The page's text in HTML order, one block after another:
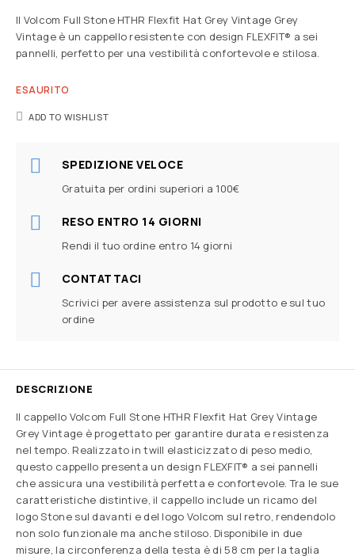
Il Volcom Full Stone HTHR Flexfit Hat Grey Vintage Grey
Vintage è un cappello resistente con design FLEXFIT® a sei
pannelli, perfetto per una vestibilità confortevole e stilosa.
ESAURITO
ADD TO WISHLIST
SPEDIZIONE VELOCE
Gratuita per ordini superiori a 100€
RESO ENTRO 14 GIORNI
Rendi il tuo ordine entro 14 giorni
CONTATTACI
Scrivici per avere assistenza sul prodotto e sul tuo
ordine
DESCRIZIONE
Il cappello Volcom Full Stone HTHR Flexfit Hat Grey Vintage
Grey Vintage è progettato per garantire durata e resistenza
nel tempo. Realizzato in twill elasticizzato di peso medio,
questo cappello presenta un design FLEXFIT® a sei pannelli
che assicura una vestibilità perfetta e confortevole. Tra le sue
caratteristiche distintive, il cappello include un ricamo del
logo Stone sul davanti e del logo Volcom sul retro, rendendolo
non solo funzionale ma anche stiloso. Disponibile in due
misure, la circonferenza della testa è di 58 cm per la taglia